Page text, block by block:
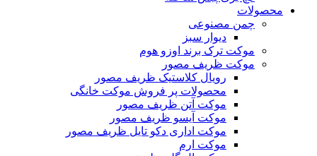
محصولات
چمن مصنوعی
دیوار سبز
موکت ترک برند اوزو هوم
موکت ظریف مصور
رویال کلاستیک ظریف مصور
محصولات پر فروش موکت خانگی
موکت آتن ظریف مصور
موکت آیسو ظریف مصور
موکت اداری دکو تایل ظریف مصور
موکت ارم